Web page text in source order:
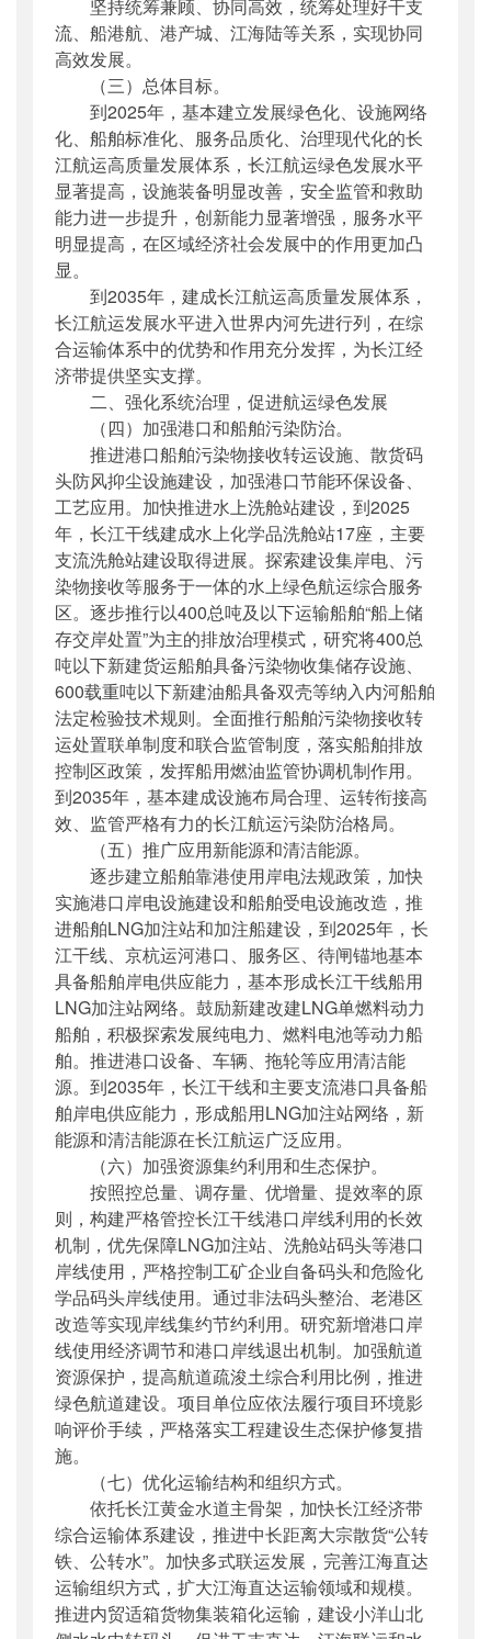
坚持统筹兼顾、协同高效，统筹处理好干支
流、船港航、港产城、江海陆等关系，实现协同
高效发展。
（三）总体目标。
到2025年，基本建立发展绿色化、设施网络
化、船舶标准化、服务品质化、治理现代化的长
江航运高质量发展体系，长江航运绿色发展水平
显著提高，设施装备明显改善，安全监管和救助
能力进一步提升，创新能力显著增强，服务水平
明显提高，在区域经济社会发展中的作用更加凸
显。
到2035年，建成长江航运高质量发展体系，
长江航运发展水平进入世界内河先进行列，在综
合运输体系中的优势和作用充分发挥，为长江经
济带提供坚实支撑。
二、强化系统治理，促进航运绿色发展
（四）加强港口和船舶污染防治。
推进港口船舶污染物接收转运设施、散货码
头防风抑尘设施建设，加强港口节能环保设备、
工艺应用。加快推进水上洗舱站建设，到2025
年，长江干线建成水上化学品洗舱站17座，主要
支流洗舱站建设取得进展。探索建设集岸电、污
染物接收等服务于一体的水上绿色航运综合服务
区。逐步推行以400总吨及以下运输船舶“船上储
存交岸处置”为主的排放治理模式，研究将400总
吨以下新建货运船舶具备污染物收集储存设施、
600载重吨以下新建油船具备双壳等纳入内河船舶
法定检验技术规则。全面推行船舶污染物接收转
运处置联单制度和联合监管制度，落实船舶排放
控制区政策，发挥船用燃油监管协调机制作用。
到2035年，基本建成设施布局合理、运转衔接高
效、监管严格有力的长江航运污染防治格局。
（五）推广应用新能源和清洁能源。
逐步建立船舶靠港使用岸电法规政策，加快
实施港口岸电设施建设和船舶受电设施改造，推
进船舶LNG加注站和加注船建设，到2025年，长
江干线、京杭运河港口、服务区、待闸锚地基本
具备船舶岸电供应能力，基本形成长江干线船用
LNG加注站网络。鼓励新建改建LNG单燃料动力
船舶，积极探索发展纯电力、燃料电池等动力船
舶。推进港口设备、车辆、拖轮等应用清洁能
源。到2035年，长江干线和主要支流港口具备船
舶岸电供应能力，形成船用LNG加注站网络，新
能源和清洁能源在长江航运广泛应用。
（六）加强资源集约利用和生态保护。
按照控总量、调存量、优增量、提效率的原
则，构建严格管控长江干线港口岸线利用的长效
机制，优先保障LNG加注站、洗舱站码头等港口
岸线使用，严格控制工矿企业自备码头和危险化
学品码头岸线使用。通过非法码头整治、老港区
改造等实现岸线集约节约利用。研究新增港口岸
线使用经济调节和港口岸线退出机制。加强航道
资源保护，提高航道疏浚土综合利用比例，推进
绿色航道建设。项目单位应依法履行项目环境影
响评价手续，严格落实工程建设生态保护修复措
施。
（七）优化运输结构和组织方式。
依托长江黄金水道主骨架，加快长江经济带
综合运输体系建设，推进中长距离大宗散货“公转
铁、公转水”。加快多式联运发展，完善江海直达
运输组织方式，扩大江海直达运输领域和规模。
推进内贸适箱货物集装箱化运输，建设小洋山北